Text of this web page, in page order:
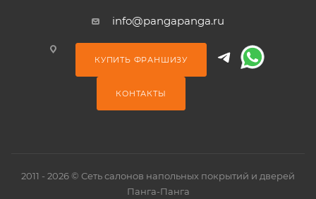
info@pangapanga.ru
КУПИТЬ ФРАНШИЗУ
КОНТАКТЫ
2011 - 2026 © Сеть салонов напольных покрытий и дверей
Панга-Панга